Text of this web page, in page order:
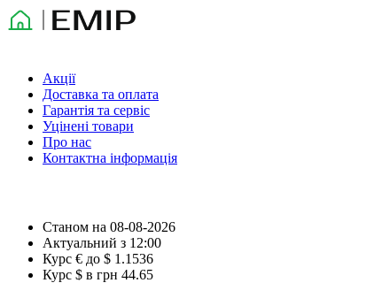
Акції
Доставка та оплата
Гарантія та сервіс
Уцінені товари
Про нас
Контактна інформація
Станом на 08-08-2026
Актуальний з 12:00
Курс € до $ 1.1536
Курс $ в грн 44.65